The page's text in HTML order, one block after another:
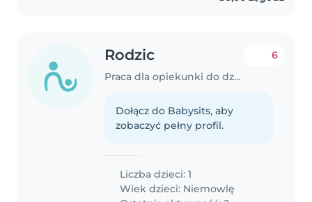
Rodzic
Praca dla opiekunki do dziecka w Dąbrowa Górnicza
6
Dołącz do Babysits, aby
zobaczyć pełny profil.
Liczba dzieci: 1
Wiek dzieci: Niemowlę